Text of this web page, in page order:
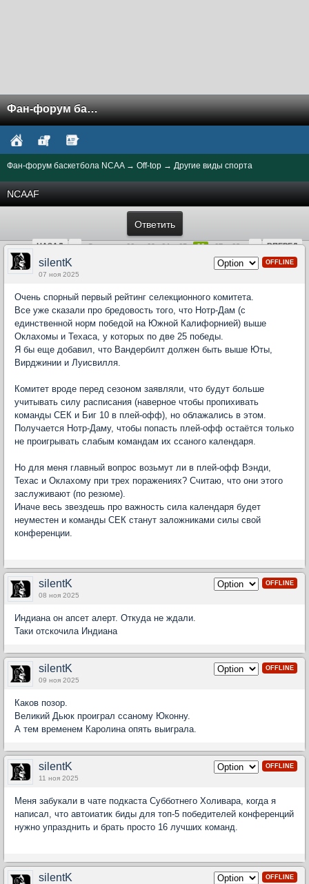
Фан-форум баскетбола NCAA
Фан-форум баскетбола NCAA → Off-top → Другие виды спорта
NCAAF
Ответить
«
НАЗАД Страница 66 из 69 64 65 66 67 68 ВПЕРЕД
»
OFFLINE
silentK
07 ноя 2025
Очень спорный первый рейтинг селекционного комитета.
Все уже сказали про бредовость того, что Нотр-Дам (с
единственной норм победой на Южной Калифорнией) выше
Оклахомы и Техаса, у которых по две 25 победы.
Я бы еще добавил, что Вандербилт должен быть выше Юты,
Вирджинии и Луисвилля.
Комитет вроде перед сезоном заявляли, что будут больше
учитывать силу расписания (наверное чтобы пропихивать
команды СЕК и Биг 10 в плей-офф), но облажались в этом.
Получается Нотр-Даму, чтобы попасть плей-офф остаётся только
не проигрывать слабым командам их ссаного календаря.
Но для меня главный вопрос возьмут ли в плей-офф Вэнди,
Техас и Оклахому при трех поражениях? Считаю, что они этого
заслуживают (по резюме).
Иначе весь звездешь про важность сила календаря будет
неуместен и команды СЕК станут заложниками силы свой
конференции.
OFFLINE
silentK
08 ноя 2025
Индиана он апсет алерт. Откуда не ждали.
Таки отскочила Индиана
OFFLINE
silentK
09 ноя 2025
Каков позор.
Великий Дьюк проиграл ссаному Юконну.
А тем временем Каролина опять выиграла.
OFFLINE
silentK
11 ноя 2025
Меня забукали в чате подкаста Субботнего Холивара, когда я
написал, что автоиатик биды для топ-5 победителей конференций
нужно упразднить и брать просто 16 лучших команд.
OFFLINE
silentK